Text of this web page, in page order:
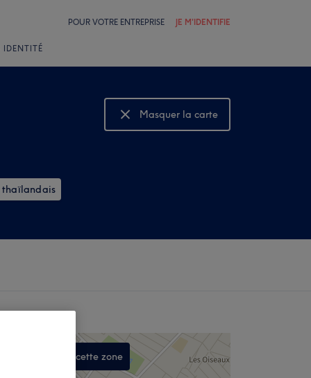
POUR VOTRE ENTREPRISE JE M'IDENTIFIE
IDENTITÉ
Masquer la carte
Montrer la carte
thaïlandais
Rechercher dans cette zone